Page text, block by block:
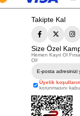
Takipte Kal
Size Özel
Hemen Kayıt Ol
Ol!
Üyelik
korunmasını